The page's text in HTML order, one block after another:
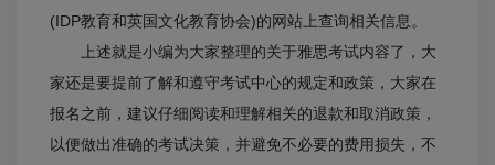
(IDP教育和英国文化教育协会)的网站上查询相关信息。
上述就是小编为大家整理的关于雅思考试内容了，大
家还是要提前了解和遵守考试中心的规定和政策，大家在
报名之前，建议仔细阅读和理解相关的退款和取消政策，
以便做出准确的考试决策，并避免不必要的费用损失，不